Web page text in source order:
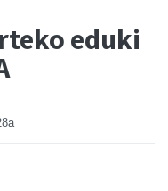
eduki